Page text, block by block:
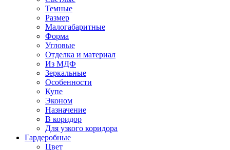
Темные
Размер
Малогабаритные
Форма
Угловые
Отделка и материал
Из МДФ
Зеркальные
Особенности
Купе
Эконом
Назначение
В коридор
Для узкого коридора
Гардеробные
Цвет